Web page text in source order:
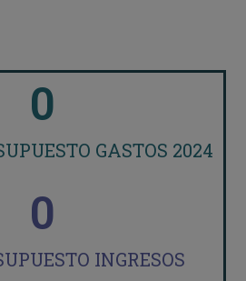
GASTOS 2024
0
INGRESOS
0